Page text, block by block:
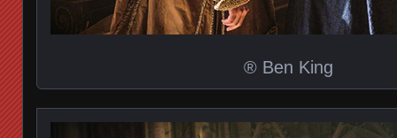
® Ben King